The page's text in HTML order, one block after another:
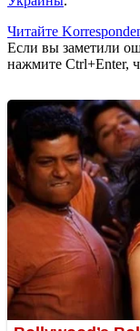
Читайте
Если вы заметили
нажмите Ctrl+Enter,